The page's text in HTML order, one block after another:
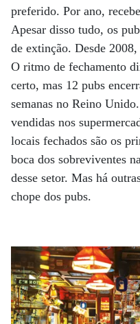
preferido. Por ano,
Apesar disso tudo, os
de extinção. Desde
O ritmo de fechamento
certo, mas 12 pubs
semanas no Reino
vendidas nos
locais fechados são os
boca dos sobreviventes
desse setor. Mas há
chope dos pubs.